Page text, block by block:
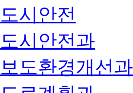
도시안전
도시안전과
보도환경개선과